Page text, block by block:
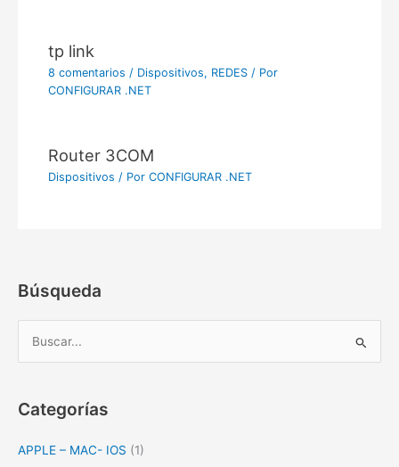
tp link
8 comentarios / Dispositivos, REDES / Por
CONFIGURAR .NET
Router 3COM
Dispositivos / PorCONFIGURAR .NET
Búsqueda
c
r
Categorías
APPLE – MAC- IOS (1)